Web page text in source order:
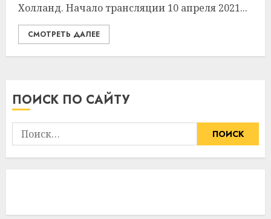
Холланд. Начало трансляции 10 апреля 2021...
СМОТРЕТЬ ДАЛЕЕ
ПОИСК ПО САЙТУ
Найти: